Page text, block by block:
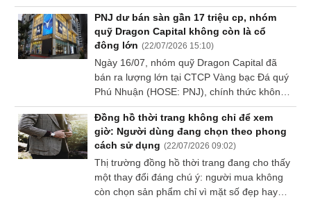
mua vào 300 ngàn cp đã đăng ký trước đó.
Các giao dịch của ông Cao Ngọc Duy được
thực hiện theo phương thức khớp lệnh trên
sàn trong giai đoạn từ ngày 10-22/07/2026.
PNJ dư bán sàn gần 17 triệu cp, nhóm
quỹ Dragon Capital không còn là cổ
đông lớn (22/07/2026 15:10)
Ngày 16/07, nhóm quỹ Dragon Capital đã
bán ra lượng lớn tại CTCP Vàng bạc Đá quý
Phú Nhuận (HOSE: PNJ), chính thức không
còn là cổ đông lớn.
Đồng hồ thời trang không chỉ để xem
giờ: Người dùng đang chọn theo phong
cách sử dụng (22/07/2026 09:02)
Thị trường đồng hồ thời trang đang cho thấy
một thay đổi đáng chú ý: người mua không
còn chọn sản phẩm chỉ vì mặt số đẹp hay
Công
cụ
đầu
tư
Truyền
thông
tài